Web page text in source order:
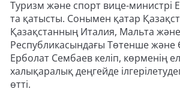
Туризм және спорт вице-министрі
та қатысты. Сонымен қатар
Қазақстанның Италия, Мальта
Республикасындағы Төтенше және
Ерболат Сембаев келіп, көрменің
халықаралық деңгейде
өтті.